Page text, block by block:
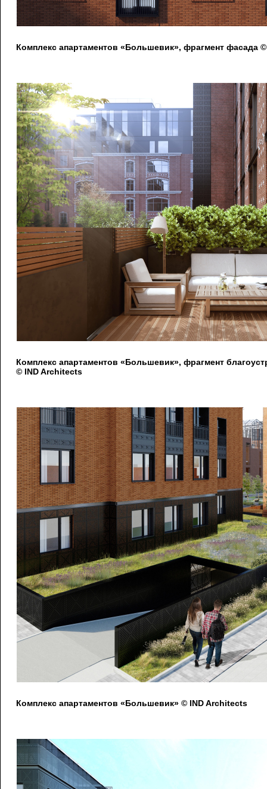
Комплекс апартаментов «Большевик», фрагмент фасада
Комплекс апартаментов «Большевик», фрагмент
© IND Architects
Комплекс апартаментов «Большевик» © IND Architects